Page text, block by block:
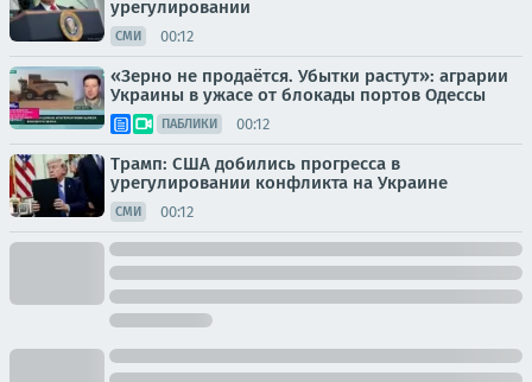
урегулировании
СМИ 00:12
«Зерно не продаётся. Убытки растут»: аграрии
Украины в ужасе от блокады портов Одессы
ПАБЛИКИ 00:12
Трамп: США добились прогресса в
урегулировании конфликта на Украине
СМИ 00:12